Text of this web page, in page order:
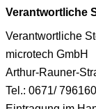
Verantwortliche
Verantwortliche
microtech GmbH
Arthur-Rauner-
Tel.: 0671/ 796160